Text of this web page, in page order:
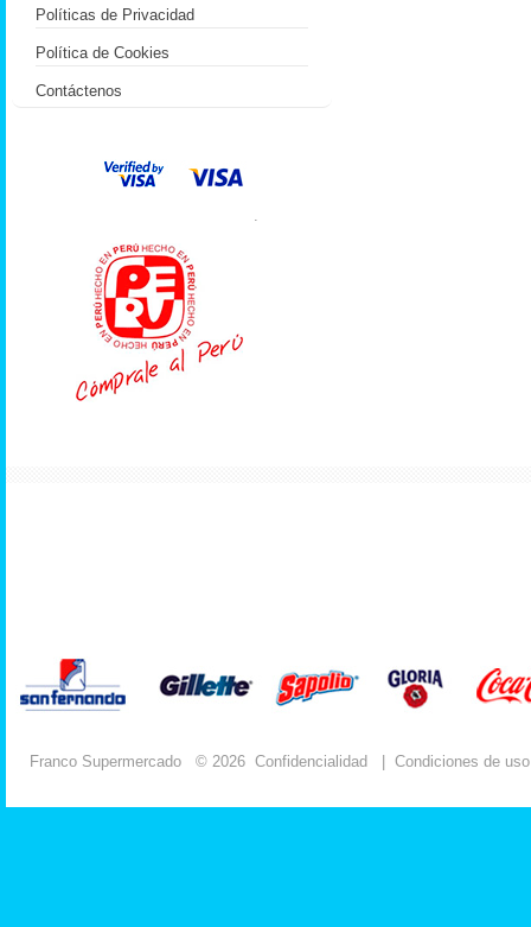
Políticas de Privacidad
Política de Cookies
Contáctenos
.
Franco Supermercado © 2026 Confidencialidad Condiciones de uso